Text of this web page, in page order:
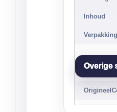
Inhoud
Verpakking
Overige